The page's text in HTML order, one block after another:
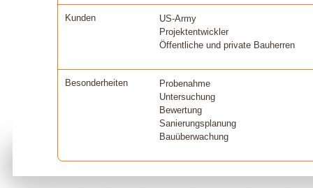
Kunden
US-Army
Projektentwickler
Öffentliche und private Bauherren
Besonderheiten
Probenahme
Untersuchung
Bewertung
Sanierungsplanung
Bauüberwachung